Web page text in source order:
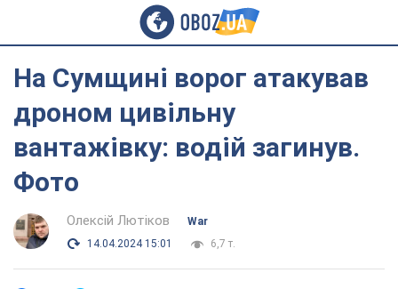
На Сумщині ворог атакував
дроном цивільну
вантажівку: водій загинув.
Фото
Олексій Лютіков
War
14.04.2024 15:01
6,7 т.